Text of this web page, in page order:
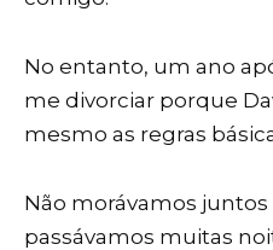
No entanto, um ano
me divorciar porque
mesmo as regras
Não morávamos
passávamos muitas